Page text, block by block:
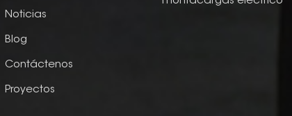
Noticias
Blog
Contáctenos
Proyectos